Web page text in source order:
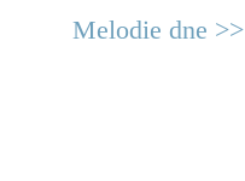
Melodie dne >>